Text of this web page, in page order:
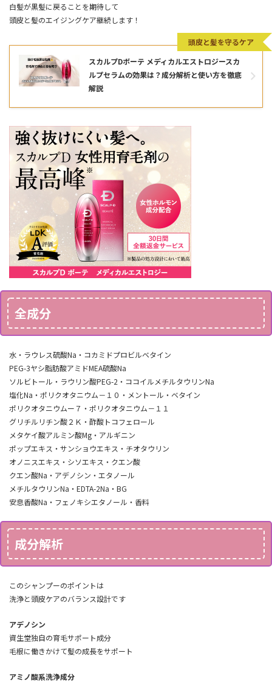
白髪が黒髪に戻ることを期待して
頭皮と髪のエイジングケア継続します！
スカルプDボーテ メディカルエストロジースカ
ルプセラムの効果は？成分解析と使い方を徹底
解説
頭皮と髪を守るケア
全成分
水・ラウレス硫酸Na・コカミドプロビルベタイン
PEG-3ヤシ脂肪酸アミドMEA硫酸Na
ソルビトール・ラウリン酸PEG-2・ココイルメチルタウリンNa
塩化Na・ポリクオタニウム－１０・メントール・ベタイン
ポリクオタニウムー７・ポリクオタニウム－１１
グリチルリチン酸２Ｋ・酢酸トコフェロール
メタケイ酸アルミン酸Mg・アルギニン
ポップエキス・サンショウエキス・チオタウリン
オノニスエキス・シソエキス・クエン酸
クエン酸Na・アデノシン・エタノール
メチルタウリンNa・EDTA-2Na・BG
安息香酸Na・フェノキシエタノール・香料
成分解析
このシャンプーのポイントは
洗浄と頭皮ケアのバランス設計です
アデノシン
資生堂独自の育毛サポート成分
毛根に働きかけて髪の成長をサポート
アミノ酸系洗浄成分